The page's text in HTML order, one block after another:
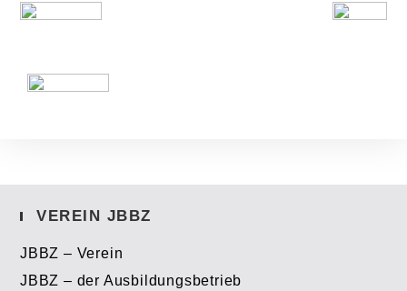
VEREIN JBBZ
JBBZ – Verein
JBBZ – der Ausbildungsbetrieb